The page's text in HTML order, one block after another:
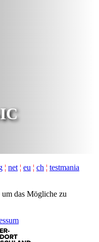
¦ net ¦ eu ¦ ch ¦ testmania
das Mögliche zu